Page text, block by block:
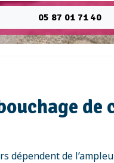
05 87 01 71 40
de